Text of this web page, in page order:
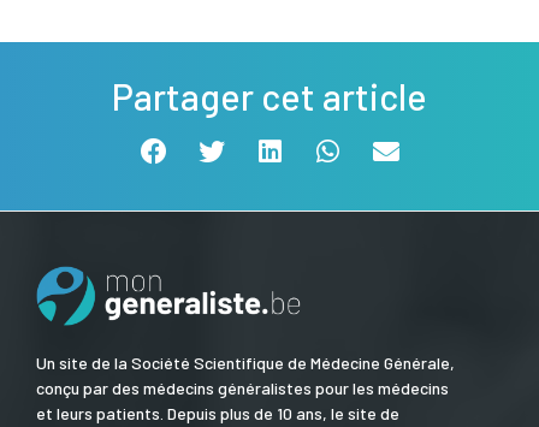
Partager cet article
Un site de la Société Scientifique de Médecine Générale,
conçu par des médecins généralistes pour les médecins
et leurs patients. Depuis plus de 10 ans, le site de